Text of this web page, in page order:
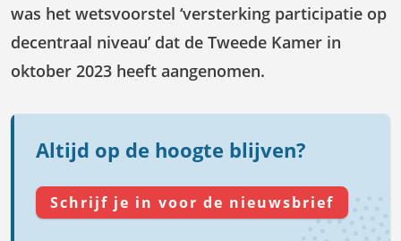
was het wetsvoorstel ‘versterking participatie op
decentraal niveau’ dat de Tweede Kamer in
oktober 2023 heeft aangenomen.
Altijd op de hoogte blijven?
Schrijf je in voor de nieuwsbrief